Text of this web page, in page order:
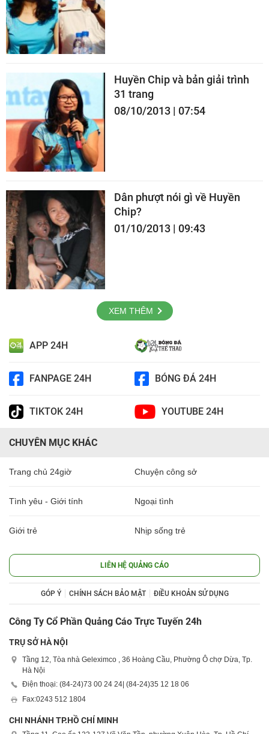
Huyền Chip và bản giải trình
31 trang
08/10/2013 | 07:54
Dân phượt nói gì về Huyền
Chip?
01/10/2013 | 09:43
XEM THÊM
APP 24H
FANPAGE 24H BÓNG ĐÁ 24H
TIKTOK 24H YOUTUBE 24H
CHUYÊN MỤC KHÁC
Trang chủ 24giờ Chuyện công sở
Tình yêu - Giới tính Ngoại tình
Giới trẻ Nhịp sống trẻ
LIÊN HỆ QUẢNG CÁO
GÓP Ý CHÍNH SÁCH BẢO MẬT ĐIỀU KHOẢN SỬ DỤNG
Công Ty Cổ Phần Quảng Cáo Trực Tuyến 24h
TRỤ SỞ HÀ NỘI
Tầng 12, Tòa nhà Geleximco , 36 Hoàng Cầu, Phường Ô chợ Dừa, Tp.
Hà Nội
Điện thoại: (84-24)73 00 24 24 | (84-24)35 12 18 06
Fax:0243 512 1804
CHI NHÁNH TP.HỒ CHÍ MINH